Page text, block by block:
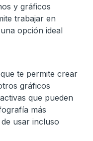
y gráficos
trabajar en
opción ideal
te permite crear
gráficos
que pueden
más
usar incluso